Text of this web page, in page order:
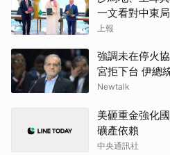
一文看對中東
上報
強調未在停火
宮拒下台 伊總
Newtalk
美砸重金強化
礦產依賴
中央通訊社